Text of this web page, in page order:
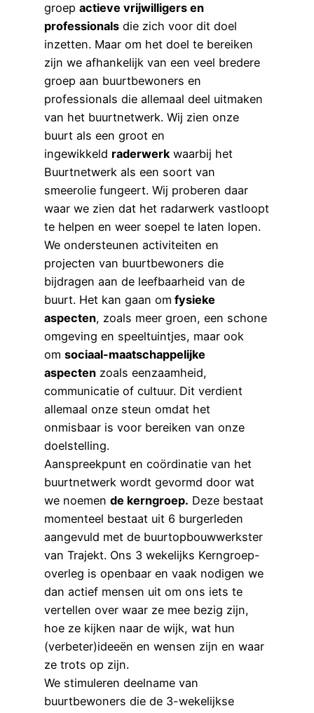
groep actieve vrijwilligers en
professionalsdie zich voor dit doel
inzetten. Maar om het doel te bereiken
zijn we afhankelijk van een veel bredere
groep aan buurtbewoners en
professionals die allemaal deel uitmaken
van het buurtnetwerk. Wij zien onze
buurt als een groot en
ingewikkeld raderwerkwaarbij het
Buurtnetwerk als een soort van
smeerolie fungeert. Wij proberen daar
waar we zien dat het radarwerk vastloopt
te helpen en weer soepel te laten lopen.
We ondersteunen activiteiten en
projecten van buurtbewoners die
bijdragen aan de leefbaarheid van de
buurt. Het kan gaan om fysieke
aspecten, zoals meer groen, een schone
omgeving en speeltuintjes, maar ook
om sociaal-maatschappelijke
aspectenzoals eenzaamheid,
communicatie of cultuur. Dit verdient
allemaal onze steun omdat het
onmisbaar is voor bereiken van onze
doelstelling.
Aanspreekpunt en coördinatie van het
buurtnetwerk wordt gevormd door wat
we noemen de kerngroep. Deze bestaat
momenteel bestaat uit 6 burgerleden
aangevuld met de buurtopbouwwerkster
van Trajekt. Ons 3 wekelijks Kerngroep-
overleg is openbaar en vaak nodigen we
dan actief mensen uit om ons iets te
vertellen over waar ze mee bezig zijn,
hoe ze kijken naar de wijk, wat hun
(verbeter)ideeën en wensen zijn en waar
ze trots op zijn.
We stimuleren deelname van
buurtbewoners die de 3-wekelijkse